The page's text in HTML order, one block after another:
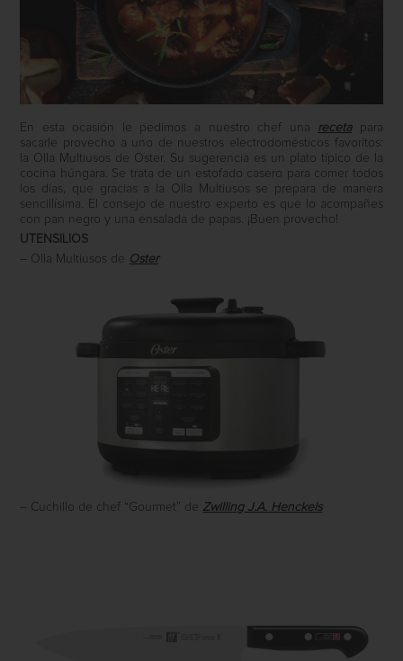
En esta ocasión le pedimos a nuestro chef una recetapara
sacarle provecho a uno de nuestros electrodomésticos favoritos:
la Olla Multiusos de Oster. Su sugerencia es un plato típico de la
cocina húngara. Se trata de un estofado casero para comer todos
los días, que gracias a la Olla Multiusos se prepara de manera
sencillísima. El consejo de nuestro experto es que lo acompañes
con pan negro y una ensalada de papas. ¡Buen provecho!
UTENSILIOS
– Olla Multiusos de Oster
– Cuchillo de chef “Gourmet” de Zwilling J.A. Henckels